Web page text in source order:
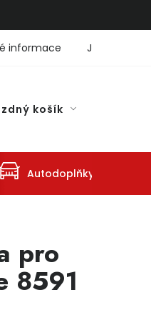
informace Jaký je
KOŠÍK
košík
Autodoplňky
pro
8591